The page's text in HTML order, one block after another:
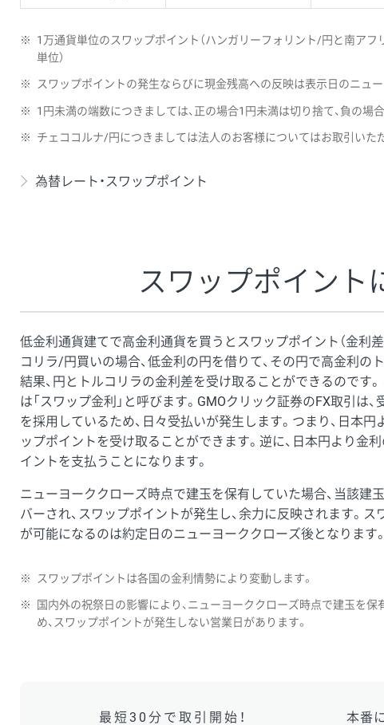
※
1万通貨単位のスワップポイント（ハンガリーフォリント/円と南ア
単位）
※ スワップポイントの発生ならびに現金残高への反映は表示日のニュ
※ 1円未満の端数につきましては、正の場合1円未満は切り捨て、負の場
※ チェココルナ/円につきましては法人のお客様についてはお取引いた
為替レート・スワップポイント
スワップポイント
低金利通貨建てで高金利通貨を買うとスワップポイント（金利
コリラ/円買いの場合、低金利の円を借りて、その円で高金利の
結果、円とトルコリラの金利差を受け取ることができるのです
は「スワップ金利」と呼びます。GMOクリック証券のFX取引は
を採用しているため、日々受払いが発生します。つまり、日本
ップポイントを受け取ることができます。逆に、日本円より金
イントを支払うことになります。
ニューヨーククローズ時点で建玉を保有していた場合、当該建
バーされ、スワップポイントが発生し、余力に反映されます。
が可能になるのは約定日のニューヨーククローズ後となります
※ スワップポイントは各国の金利情勢により変動します。
※
国内外の祝祭日の影響により、ニューヨーククローズ時点で建玉を
め、スワップポイントが発生しない営業日があります。
最短30分で取引開始！ 本番